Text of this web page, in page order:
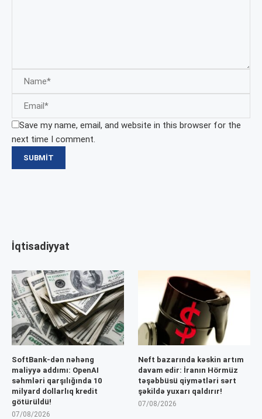
Save my name, email, and website in this browser for the
next time I comment.
İqtisadiyyat
SoftBank-dən nəhəng
maliyyə addımı: OpenAI
səhmləri qarşılığında 10
milyard dollarlıq kredit
götürüldü!
07/08/2026
Neft bazarında kəskin artım
davam edir: İranın Hörmüz
təşəbbüsü qiymətləri sərt
şəkildə yuxarı qaldırır!
07/08/2026